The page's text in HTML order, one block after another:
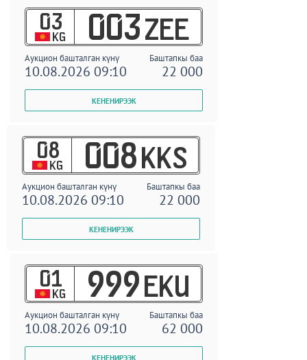
03
KG 003 ZEE
Аукцион башталган күнү Баштапкы баа
10.08.2026 09:10 22 000
08
KG 008 KKS
Аукцион башталган күнү Баштапкы баа
10.08.2026 09:10 22 000
01
KG 999 EKU
Аукцион башталган күнү Баштапкы баа
10.08.2026 09:10 62 000